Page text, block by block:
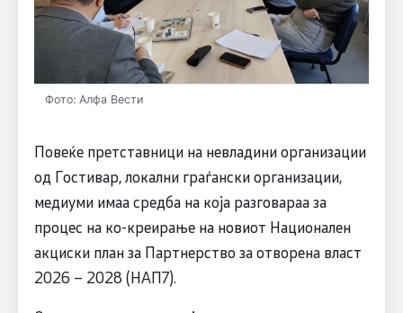
Фото: Алфа Вести
Повеќе претставници на невладини организации
од Гостивар, локални граѓански организации,
медиуми имаа средба на која разговараа за
процес на ко-креирање на новиот Национален
акциски план за Партнерство за отворена власт
2026 – 2028 (НАП7).